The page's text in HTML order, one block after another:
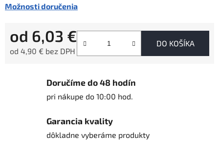
Možnosti doručenia
od 6,03 €
od 4,90 € bez DPH
DO KOŠÍKA
Doručíme do 48 hodín
pri nákupe do 10:00 hod.
Garancia kvality
dôkladne vyberáme produkty